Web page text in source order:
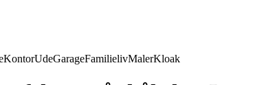
KontorUdeGarageFamilielivMalerKloak